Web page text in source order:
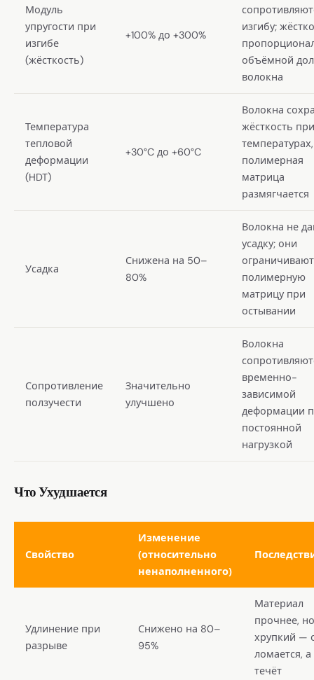
Модуль
упругости при
изгибе
(жёсткость)
+100% до +300%
изгибу;
объёмной
волокна
Температура
тепловой
деформации
(HDT)
+30°C до +60°C
Волокна
жёсткость при
полимерная
матрица
размягчается
Усадка
Снижена на 50–
80%
Волокна не
усадку; они
ограничивают
полимерную
матрицу при
остывании
Сопротивление
ползучести
Значительно
улучшено
Волокна
временно-
зависимой
деформации
постоянной
нагрузкой
Что Ухудшается
Свойство
Изменение
(относительно
ненаполненного)
Удлинение при
разрыве
Снижено на 80–
95%
Материал
прочнее,
хрупкий —
ломается, а
течёт